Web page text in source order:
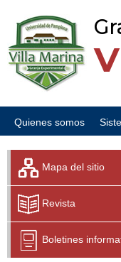
Quienes somos
Mapa del sitio
Revista
Boletines